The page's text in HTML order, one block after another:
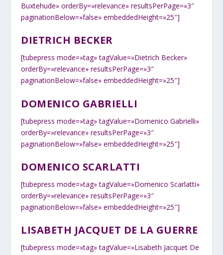
Buxtehude» orderBy=»relevance» resultsPerPage=»3″
paginationBelow=»false» embeddedHeight=»25″]
DIETRICH BECKER
[tubepress mode=»tag» tagValue=»Dietrich Becker»
orderBy=»relevance» resultsPerPage=»3″
paginationBelow=»false» embeddedHeight=»25″]
DOMENICO GABRIELLI
[tubepress mode=»tag» tagValue=»Domenico Gabrielli»
orderBy=»relevance» resultsPerPage=»3″
paginationBelow=»false» embeddedHeight=»25″]
DOMENICO SCARLATTI
[tubepress mode=»tag» tagValue=»Domenico Scarlatti»
orderBy=»relevance» resultsPerPage=»3″
paginationBelow=»false» embeddedHeight=»25″]
LISABETH JACQUET DE LA GUERRE
[tubepress mode=»tag» tagValue=»Lisabeth Jacquet De